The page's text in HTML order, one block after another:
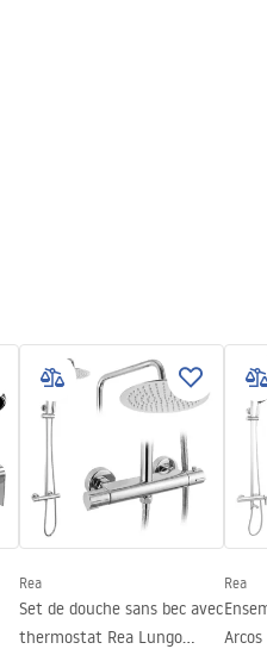
Rea
Set de douche sans bec avec
thermostat Rea Lungo
Rea